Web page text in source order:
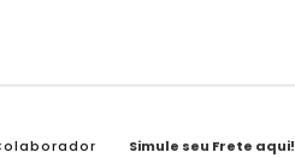
Simule seu Frete aqui!